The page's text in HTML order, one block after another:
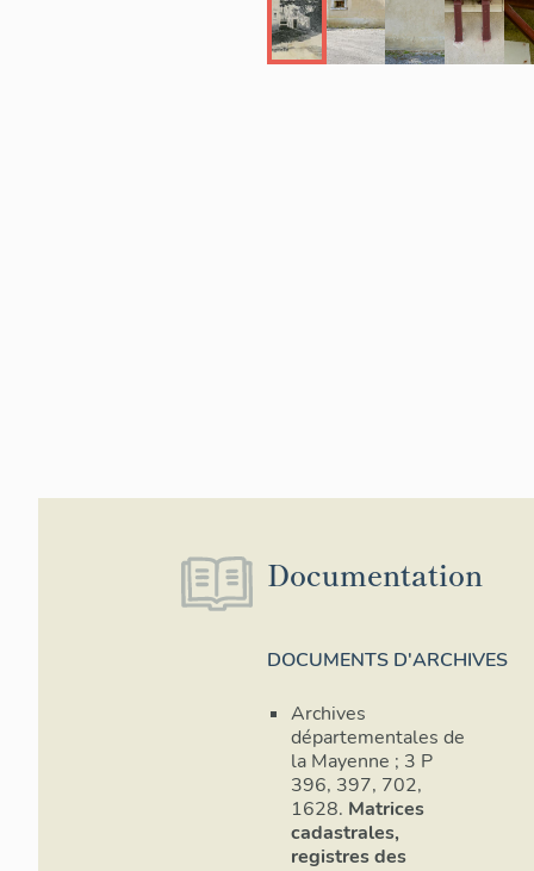
Documentation
DOCUMENTS D'ARCHIVES
Archives
départementales de
la Mayenne ; 3 P
396, 397, 702,
1628. Matrices
cadastrales,
registres des